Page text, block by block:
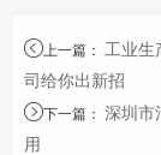
上一篇 ： 工业生
司给你出新招
下一篇 ： 深圳市
用